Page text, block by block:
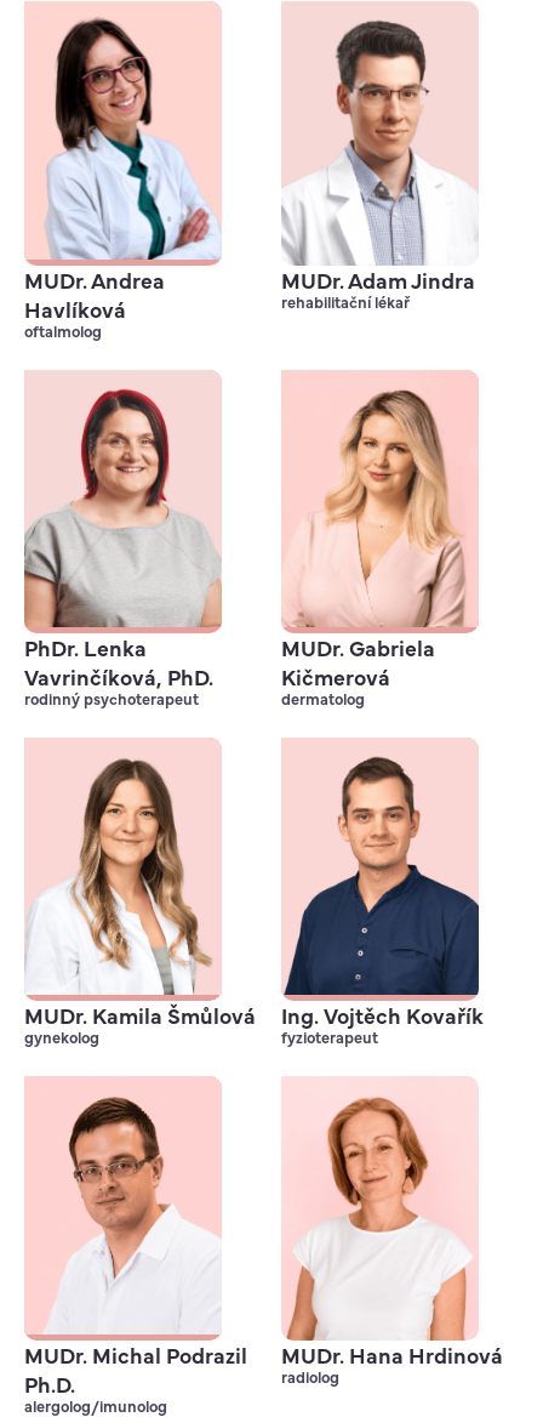
MUDr. Andrea
Havlíková
oftalmolog
MUDr. Adam Jindra
rehabilitační lékař
PhDr. Lenka
Vavrinčíková, PhD.
rodinný psychoterapeut
MUDr. Gabriela
Kičmerová
dermatolog
MUDr. Kamila Šmůlová
gynekolog
Ing. Vojtěch Kovařík
fyzioterapeut
MUDr. Michal Podrazil
Ph.D.
alergolog/imunolog
MUDr. Hana Hrdinová
radiolog